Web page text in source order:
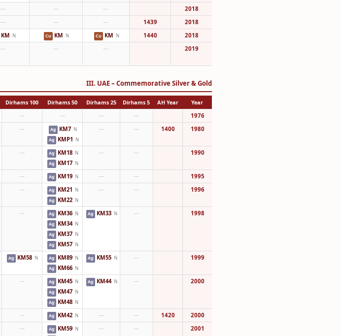
2018
—
—
—
2018
1439
—
—
—
2018
1440
KM N
Cu
KM N
Cu
KM N
2019
—
—
—
III. UAE – Commemorative Silver & Gold
Year
AH Year
5 Dirhams
25 Dirhams
50 Dirhams
100 Dirhams
1976
—
—
—
—
1980
1400
—
—
KM7 N
Ag
KMP1 N
Ag
—
1990
—
—
KM18 N
Ag
KM17 N
Ag
—
1995
—
—
KM19 N
Ag
—
1996
—
—
KM21 N
Ag
KM22 N
Ag
—
1998
—
KM33 N
Ag
KM36 N
Ag
KM34 N
Ag
KM37 N
Ag
KM57 N
Ag
—
1999
—
KM55 N
Ag
KM89 N
Ag
KM66 N
Ag
KM58 N
Ag
2000
—
KM44 N
Ag
KM45 N
Ag
KM47 N
Ag
KM48 N
Ag
—
2000
1420
—
—
KM42 N
Ag
—
2001
—
—
KM59 N
Ag
—